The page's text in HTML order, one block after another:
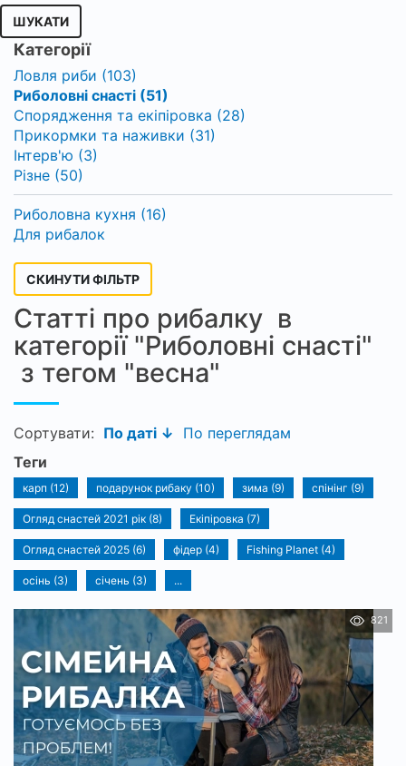
ШУКАТИ
Категорії
Ловля риби (103)
Риболовні снасті (51)
Спорядження та екіпіровка (28)
Прикормки та наживки (31)
Інтерв'ю (3)
Різне (50)
Риболовна кухня (16)
Для рибалок
СКИНУТИ ФІЛЬТР
Статті про рибалку в
категорії "Риболовні снасті"
з тегом "весна"
Сортувати: По даті ↓
По переглядам
Теги
карп (12) подарунок рибаку (10) зима (9) спінінг (9)
Огляд снастей 2021 рік (8) Екіпіровка (7)
Огляд снастей 2025 (6) фідер (4) Fishing Planet (4)
осінь (3) січень (3) ...
821